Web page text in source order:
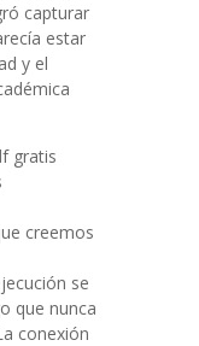
capturar
estar
y el
gratis
creemos
se
que nunca
conexión